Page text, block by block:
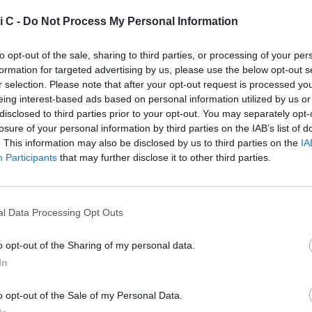
C - Do Not Process My Personal Information
opt-out of the sale, sharing to third parties, or processing of your
for targeted advertising by us, please use the below opt-out
selection. Please note that after your opt-out request is processed
interest-based ads based on personal information utilized by us
to third parties prior to your opt-out. You may separately
of your personal information by third parties on the IAB’s list of
This information may also be disclosed by us to third parties on the
Participants that may further disclose it to other third parties.
Data Processing Opt Outs
opt-out of the Sharing of my personal data.
opt-out of the Sale of my Personal Data.
il
"Lascio Torino con il
cuore pieno di ricordi"
Tabbiani:
per
a crescere"
Desenzano, che colpo:
ecco Millico. L'ex Torino:
"Darò tutto"
Pesce:
ULTIM'ORA
Serie C, svelato
al laboratorio
Gen
calendario delle
successo contro
casa Trento: è